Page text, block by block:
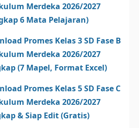
Merdeka 2026/2027
6 Mata Pelajaran)
Promes Kelas 3 SD Fase B
Merdeka 2026/2027
(7 Mapel, Format Excel)
Promes Kelas 5 SD Fase C
Merdeka 2026/2027
& Siap Edit (Gratis)